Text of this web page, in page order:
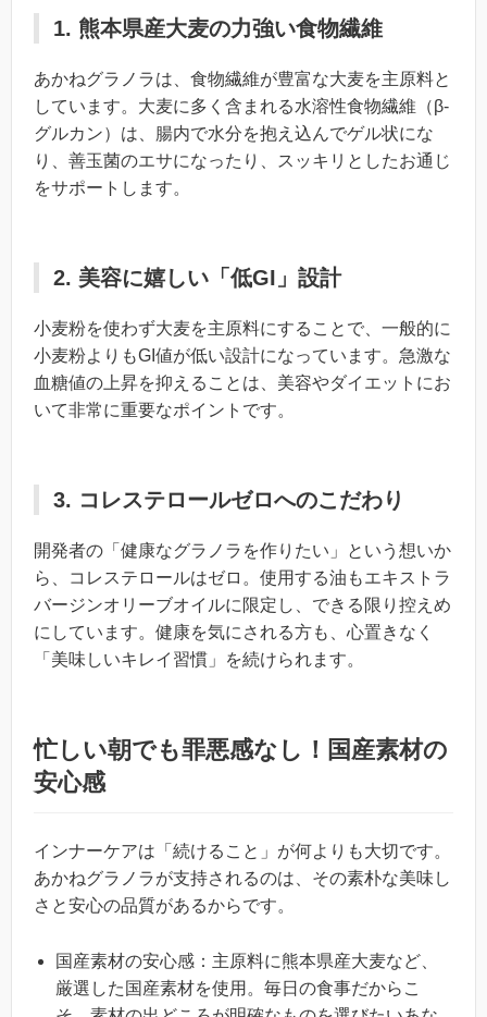
1. 熊本県産大麦の力強い食物繊維
あかねグラノラは、食物繊維が豊富な大麦を主原料と
しています。大麦に多く含まれる水溶性食物繊維（β-
グルカン）は、腸内で水分を抱え込んでゲル状にな
り、善玉菌のエサになったり、スッキリとしたお通じ
をサポートします。
2. 美容に嬉しい「低GI」設計
小麦粉を使わず大麦を主原料にすることで、一般的に
小麦粉よりもGI値が低い設計になっています。急激な
血糖値の上昇を抑えることは、美容やダイエットにお
いて非常に重要なポイントです。
3. コレステロールゼロへのこだわり
開発者の「健康なグラノラを作りたい」という想いか
ら、コレステロールはゼロ。使用する油もエキストラ
バージンオリーブオイルに限定し、できる限り控えめ
にしています。健康を気にされる方も、心置きなく
「美味しいキレイ習慣」を続けられます。
忙しい朝でも罪悪感なし！国産素材の
安心感
インナーケアは「続けること」が何よりも大切です。
あかねグラノラが支持されるのは、その素朴な美味し
さと安心の品質があるからです。
国産素材の安心感：主原料に熊本県産大麦など、
厳選した国産素材を使用。毎日の食事だからこ